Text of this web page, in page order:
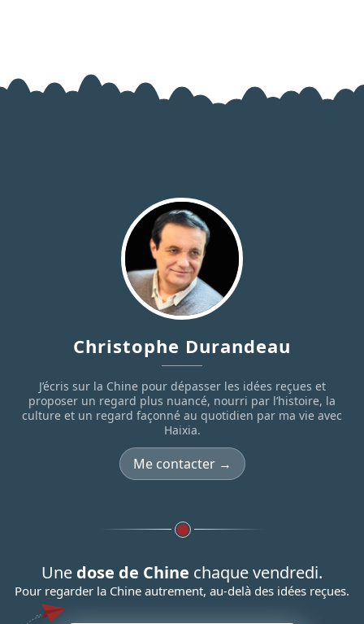
Christophe Durandeau
J’écris sur la Chine pour dépasser les idées reçues et
proposer un regard plus nuancé, nourri par l’histoire, la
culture et un regard façonné au quotidien par ma vie avec
Haixia.
Me contacter →
Une dose de Chine chaque vendredi.
Pour regarder la Chine autrement, au-delà des idées reçues.